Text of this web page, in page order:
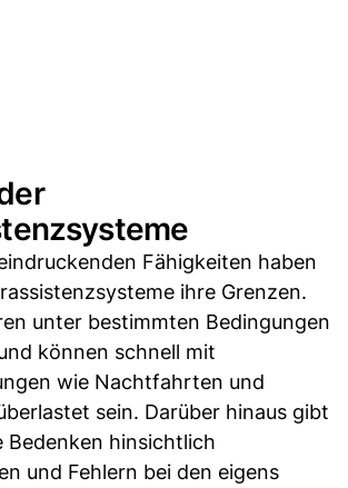
Fähigkeiten haben
ihre Grenzen.
unter bestimmten Bedingungen
können schnell mit
wie Nachtfahrten und
sein. Darüber hinaus gibt
Bedenken hinsichtlich
und Fehlern bei den eigens